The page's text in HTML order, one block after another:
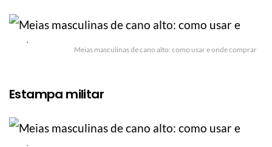
Meias masculinas de cano alto: como usar e onde comprar
Estampa militar